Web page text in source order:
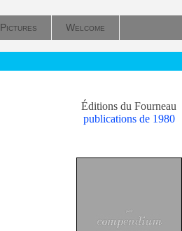
Pictures Welcome
Éditions du Fourneau
publications de 1980